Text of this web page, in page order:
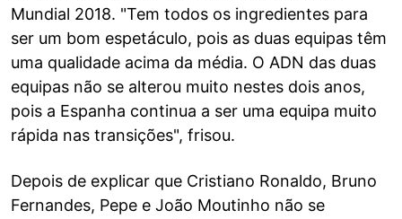
Mundial 2018. "Tem todos os ingredientes para
ser um bom espetáculo, pois as duas equipas têm
uma qualidade acima da média. O ADN das duas
equipas não se alterou muito nestes dois anos,
pois a Espanha continua a ser uma equipa muito
rápida nas transições", frisou.
Depois de explicar que Cristiano Ronaldo, Bruno
Fernandes, Pepe e João Moutinho não se